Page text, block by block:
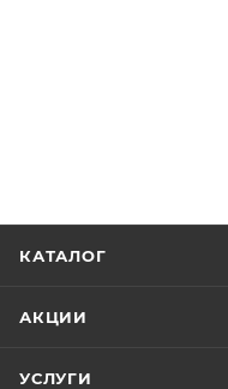
КАТАЛОГ
АКЦИИ
УСЛУГИ